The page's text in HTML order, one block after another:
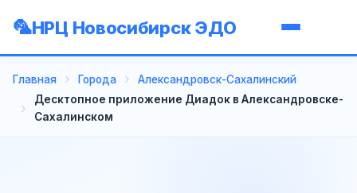
НРЦ Новосибирск ЭДО
Главная Города
Александровск-Сахалинский
Десктопное приложение Диадок в Александровске-
Сахалинском